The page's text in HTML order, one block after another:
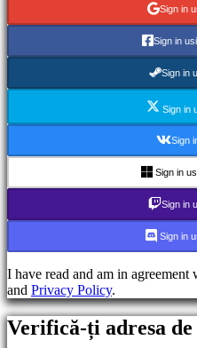
FAQ
AR
BS
CS
DA
DE
Sign in
Sign in
Sign in
Sign in
Sign
Sign in
Sign in
Sign in
I have read and am in
and Privacy Policy.
Verifică-ți adresa de